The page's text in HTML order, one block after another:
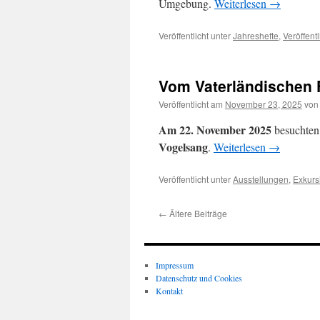
Umgebung. Weiterlesen →
Veröffentlicht unterJahreshefte,
Vom Vaterländischen
Veröffentlicht am November 23, 2025 von
Am 22. November 2025
Vogelsang. Weiterlesen →
Veröffentlicht unterAusstellungen,
← Ältere Beiträge
Impressum
Datenschutz und Cookies
Kontakt